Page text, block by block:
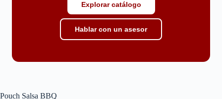
Explorar catálogo
Hablar con un asesor
Pouch Salsa BBQ